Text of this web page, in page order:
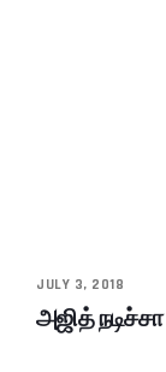
JULY 3, 2018
அஜித்